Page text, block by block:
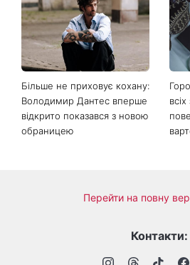
Більше не приховує кохану:
Володимир Дантес вперше
відкрито показався з новою
обраницею
Перейти на повну
Контакти: